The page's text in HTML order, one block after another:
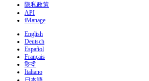
隐私政策
API
iManage
English
Deutsch
Español
Français
हिन्दी
Italiano